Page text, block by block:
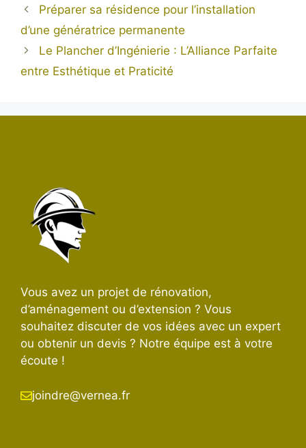
Préparer sa résidence pour l’installation
d’une génératrice permanente
Le Plancher d’Ingénierie : L’Alliance Parfaite
entre Esthétique et Praticité
Vous avez un projet de rénovation,
d’aménagement ou d’extension ? Vous
souhaitez discuter de vos idées avec un expert
ou obtenir un devis ? Notre équipe est à votre
écoute !
joindre@vernea.fr